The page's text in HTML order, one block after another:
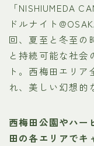
「NISHIUMEDA
ドルナイト
回、夏至と冬至の
と持続可能な社会
ト。西梅田エリ
れ、美しい幻想的
西梅田公園やハー
田の各エリアでキ